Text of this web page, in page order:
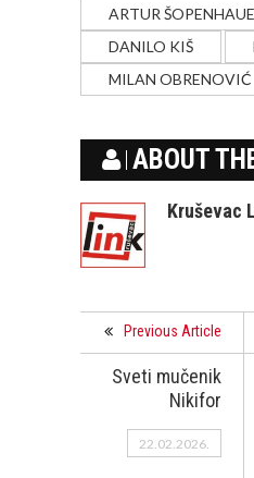
ARTUR
DANILO KIŠ
MILAN OBRENOVIĆ
ABOUT
Kruševac
Previous Article
Sveti mučenik
Nikifor
22.02.2026.